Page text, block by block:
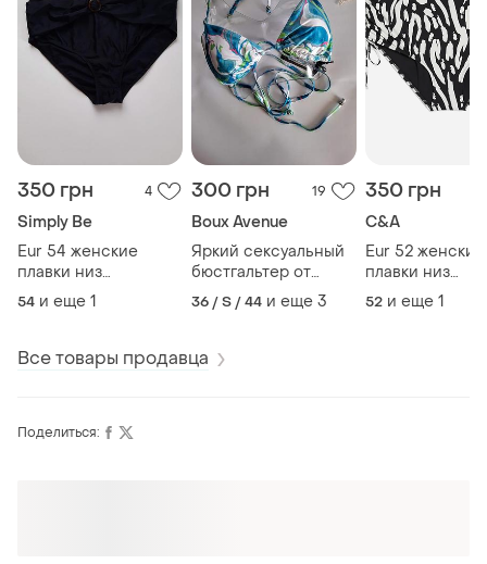
350 грн 4
Simply Be
Eur 54 женские
плавки низ
купальника большой
размер батал
54 и еще 1
300 грн 19
Boux Avenue
Яркий сексуальный
бюстгальтер от
купальника бикини
треугольная чашка
36 / S / 44 и еще 3
350 грн
C&A
Eur 52 женские
плавки низ
купальника
размер батал
52 и еще 1
Все товары продавца
Поделиться: